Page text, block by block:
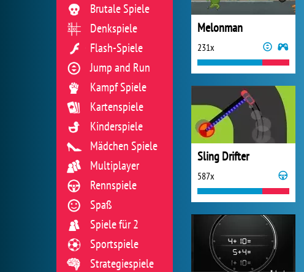
Melonman
231x
Sling Drifter
587x
Brutale Spiele
Denkspiele
Flash-Spiele
Jump and Run
Kampf Spiele
Kartenspiele
Kinderspiele
Mädchen Spiele
Multiplayer
Rennspiele
Spaß
Spiele für 2
Sportspiele
Strategiespiele